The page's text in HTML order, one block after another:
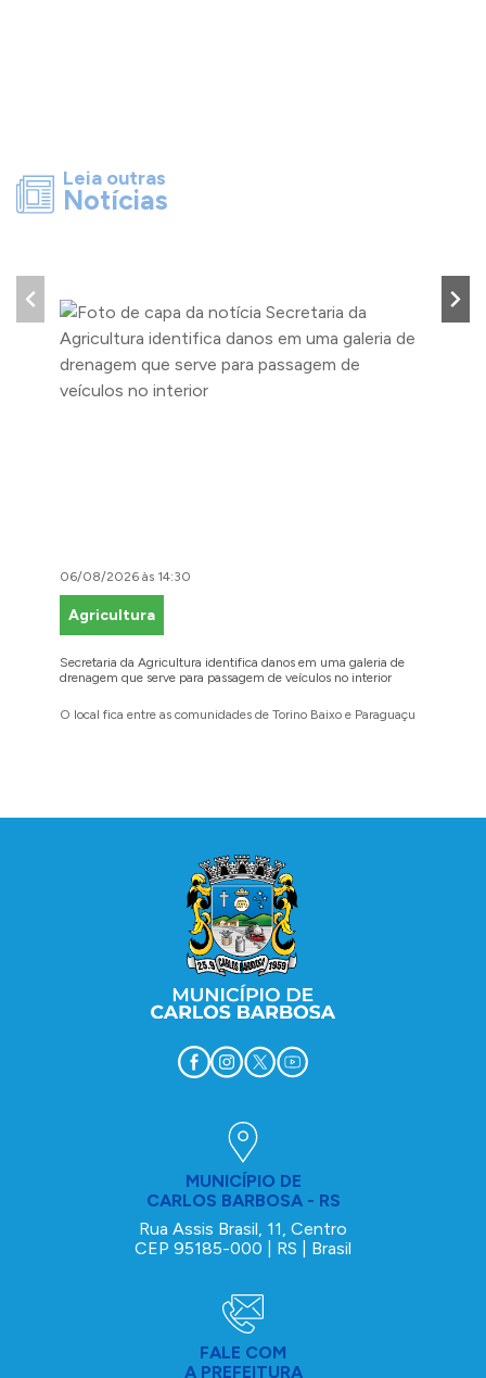
Leia outras
Notícias
06/08/2026 às 14:30
Agricultura
Secretaria da Agricultura identifica danos em uma galeria de
drenagem que serve para passagem de veículos no interior
O local fica entre as comunidades de Torino Baixo e Paraguaçu
MUNICÍPIO DE
CARLOS BARBOSA - RS
Rua Assis Brasil, 11, Centro
CEP 95185-000 | RS | Brasil
FALE COM
A PREFEITURA